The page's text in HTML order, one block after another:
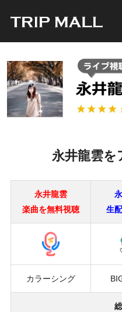
永井龍雲を
永井龍雲
楽曲を無料視聴
生
カラーシング